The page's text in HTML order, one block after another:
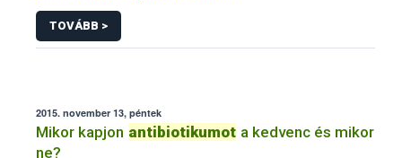
TOVÁBB >
2015. november 13, péntek
Mikor kapjon antibiotikumot a kedvenc és mikor
ne?